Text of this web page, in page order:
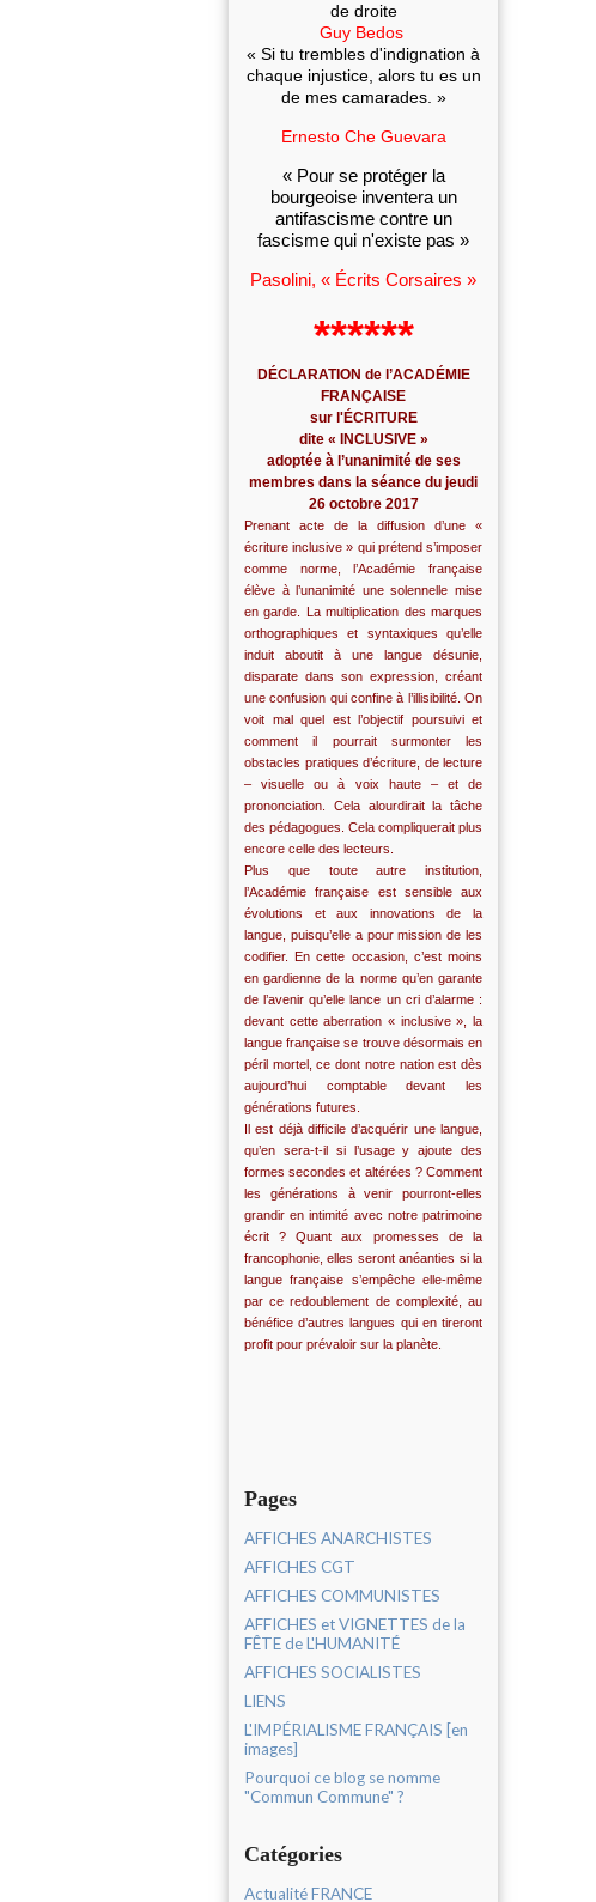
de droite
Guy Bedos
« Si tu trembles d'indignation à
chaque injustice, alors tu es un
de mes camarades. »
Ernesto Che Guevara
« Pour se protéger la
bourgeoise inventera un
antifascisme contre un
fascisme qui n'existe pas »
Pasolini, « Écrits Corsaires »
******
DÉCLARATION de l’ACADÉMIE
FRANÇAISE
sur l'ÉCRITURE
dite « INCLUSIVE »
adoptée à l’unanimité de ses
membres dans la séance du jeudi
26 octobre 2017
Prenant acte de la diffusion d’une «
écriture inclusive » qui prétend s’imposer
comme norme, l’Académie française
élève à l’unanimité une solennelle mise
en garde. La multiplication des marques
orthographiques et syntaxiques qu’elle
induit aboutit à une langue désunie,
disparate dans son expression, créant
une confusion qui confine à l’illisibilité. On
voit mal quel est l’objectif poursuivi et
comment il pourrait surmonter les
obstacles pratiques d’écriture, de lecture
– visuelle ou à voix haute – et de
prononciation. Cela alourdirait la tâche
des pédagogues. Cela compliquerait plus
encore celle des lecteurs.
Plus que toute autre institution,
l’Académie française est sensible aux
évolutions et aux innovations de la
langue, puisqu’elle a pour mission de les
codifier. En cette occasion, c’est moins
en gardienne de la norme qu’en garante
de l’avenir qu’elle lance un cri d’alarme :
devant cette aberration « inclusive », la
langue française se trouve désormais en
péril mortel, ce dont notre nation est dès
aujourd’hui comptable devant les
générations futures.
Il est déjà difficile d’acquérir une langue,
qu’en sera-t-il si l’usage y ajoute des
formes secondes et altérées ? Comment
les générations à venir pourront-elles
grandir en intimité avec notre patrimoine
écrit ? Quant aux promesses de la
francophonie, elles seront anéanties si la
langue française s’empêche elle-même
par ce redoublement de complexité, au
bénéfice d’autres langues qui en tireront
profit pour prévaloir sur la planète.
Pages
AFFICHES ANARCHISTES
AFFICHES CGT
AFFICHES COMMUNISTES
AFFICHES et VIGNETTES de la
FÊTE de L'HUMANITÉ
AFFICHES SOCIALISTES
LIENS
L'IMPÉRIALISME FRANÇAIS [en
images]
Pourquoi ce blog se nomme
"Commun Commune" ?
Catégories
Actualité FRANCE